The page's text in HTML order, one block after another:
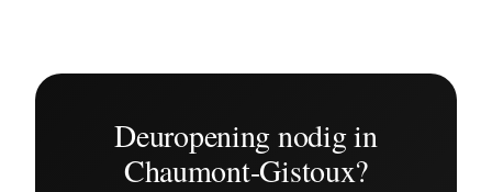
Deuropening nodig in
Chaumont-Gistoux?